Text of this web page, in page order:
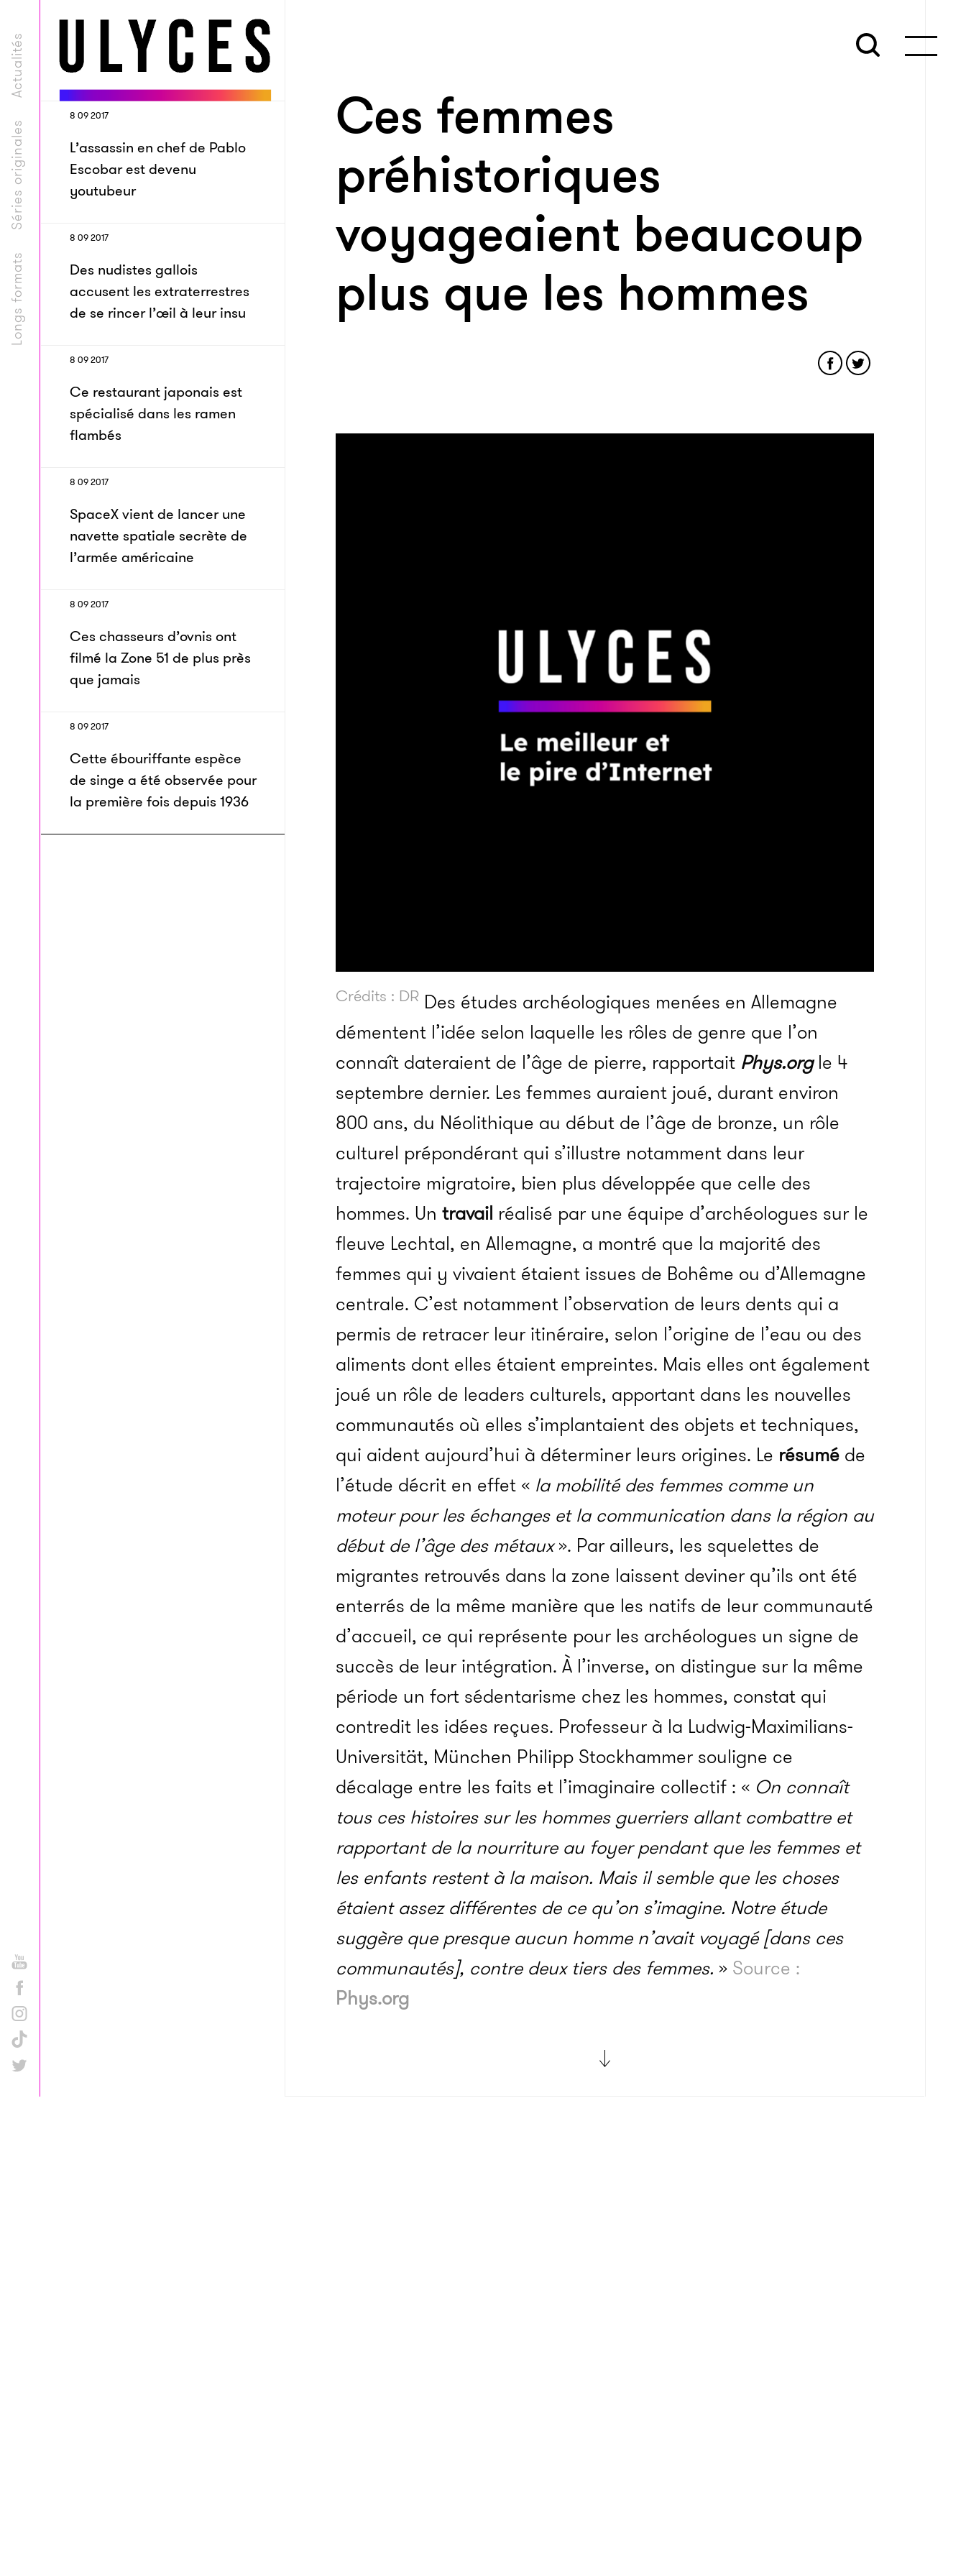
Longs formats
Séries originales
Actualités
8 09 2017
L’assassin en chef de Pablo
Escobar est devenu
youtubeur
8 09 2017
Des nudistes gallois
accusent les extraterrestres
de se rincer l’œil à leur insu
8 09 2017
Ce restaurant japonais est
spécialisé dans les ramen
flambés
8 09 2017
SpaceX vient de lancer une
navette spatiale secrète de
l’armée américaine
8 09 2017
Ces chasseurs d’ovnis ont
filmé la Zone 51 de plus près
que jamais
8 09 2017
Cette ébouriffante espèce
de singe a été observée pour
la première fois depuis 1936
Ces femmes
préhistoriques
voyageaient beaucoup
plus que les hommes
Crédits : DR Des études archéologiques menées en Allemagne
démentent l’idée selon laquelle les rôles de genre que l’on
connaît dateraient de l’âge de pierre, rapportait Phys.org le 4
septembre dernier. Les femmes auraient joué, durant environ
800 ans, du Néolithique au début de l’âge de bronze, un rôle
culturel prépondérant qui s’illustre notamment dans leur
trajectoire migratoire, bien plus développée que celle des
hommes. Un travail réalisé par une équipe d’archéologues sur le
fleuve Lechtal, en Allemagne, a montré que la majorité des
femmes qui y vivaient étaient issues de Bohême ou d’Allemagne
centrale. C’est notamment l’observation de leurs dents qui a
permis de retracer leur itinéraire, selon l’origine de l’eau ou des
aliments dont elles étaient empreintes. Mais elles ont également
joué un rôle de leaders culturels, apportant dans les nouvelles
communautés où elles s’implantaient des objets et techniques,
qui aident aujourd’hui à déterminer leurs origines. Le résumé de
l’étude décrit en effet « la mobilité des femmes comme un
moteur pour les échanges et la communication dans la région au
début de l’âge des métaux». Par ailleurs, les squelettes de
migrantes retrouvés dans la zone laissent deviner qu’ils ont été
enterrés de la même manière que les natifs de leur communauté
d’accueil, ce qui représente pour les archéologues un signe de
succès de leur intégration. À l’inverse, on distingue sur la même
période un fort sédentarisme chez les hommes, constat qui
contredit les idées reçues. Professeur à la Ludwig-Maximilians-
Universität, München Philipp Stockhammer souligne ce
décalage entre les faits et l’imaginaire collectif : « On connaît
tous ces histoires sur les hommes guerriers allant combattre et
rapportant de la nourriture au foyer pendant que les femmes et
les enfants restent à la maison. Mais il semble que les choses
étaient assez différentes de ce qu’on s’imagine. Notre étude
suggère que presque aucun homme n’avait voyagé [dans ces
communautés], contre deux tiers des femmes. » Source :
Phys.org